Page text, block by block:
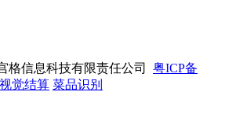
格信息科技有限责任公司 粤ICP备
视觉结算 菜品识别